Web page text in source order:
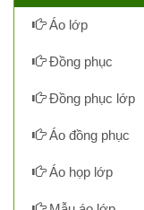
Áo lớp
Đồng phục
Đồng phục lớp
Áo đồng phục
Áo họp lớp